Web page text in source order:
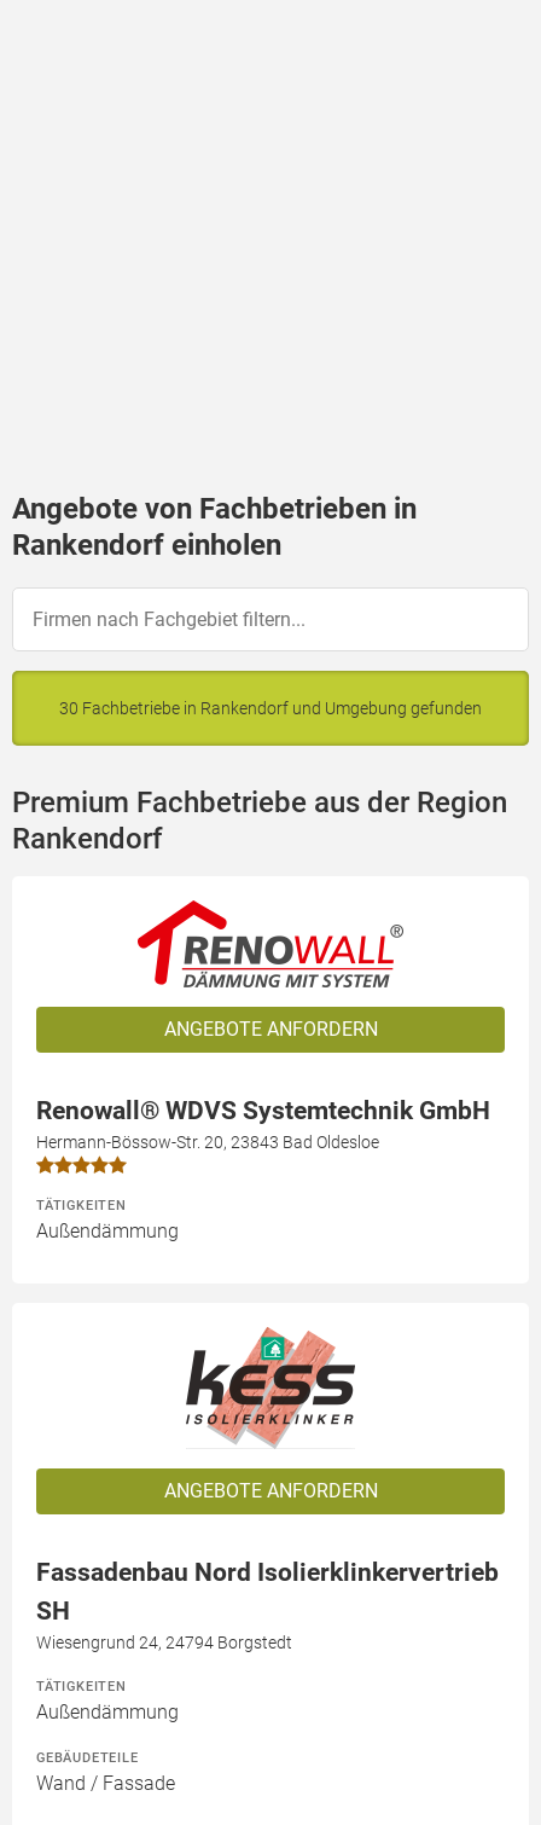
Angebote von Fachbetrieben in
Rankendorf einholen
30 Fachbetriebe in Rankendorf und Umgebung gefunden
Premium Fachbetriebe aus der Region
Rankendorf
ANGEBOTE ANFORDERN
Renowall® WDVS Systemtechnik GmbH
Hermann-Bössow-Str. 20, 23843 Bad Oldesloe
TÄTIGKEITEN
Außendämmung
ANGEBOTE ANFORDERN
Fassadenbau Nord Isolierklinkervertrieb
SH
Wiesengrund 24, 24794 Borgstedt
TÄTIGKEITEN
Außendämmung
GEBÄUDETEILE
Wand / Fassade